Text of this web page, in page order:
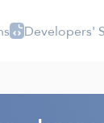
Developers'